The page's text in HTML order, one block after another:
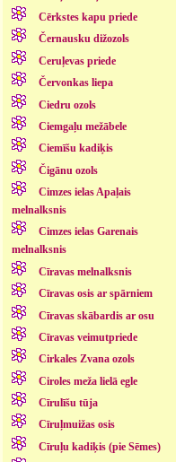
Cērkstes kapu priede
Černausku dižozols
Ceruļevas priede
Červonkas liepa
Ciedru ozols
Ciemgaļu mežābele
Ciemīšu kadiķis
Čigānu ozols
Cimzes ielas Apaļais
melnalksnis
Cimzes ielas Garenais
melnalksnis
Cīravas melnalksnis
Cīravas osis ar spārniem
Cīravas skābardis ar osu
Cīravas veimutpriede
Cirkales Zvana ozols
Ciroles meža lielā egle
Cīrulīšu tūja
Cīruļmuižas osis
Cīruļu kadiķis (pie Sēmes)